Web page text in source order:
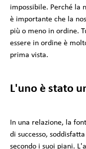
impossibile. Perché la
è importante che la
più o meno in ordine.
essere in ordine è
prima vista.
L'uno è stato
In una relazione, la
di successo,
secondo i suoi piani.